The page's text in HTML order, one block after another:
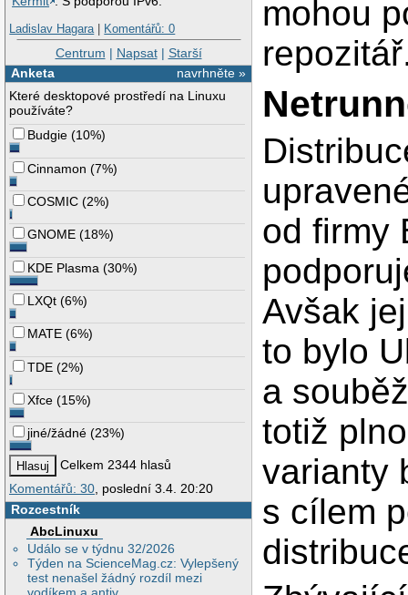
Ladislav Hagara| Komentářů: 0
Centrum | Napsat| Starší
navrhněte »
Anketa
Které desktopové prostředí na Linuxu
používáte?
Budgie (10%)
Cinnamon (7%)
COSMIC (2%)
GNOME (18%)
KDE Plasma (30%)
LXQt (6%)
MATE (6%)
TDE (2%)
Xfce (15%)
jiné/žádné (23%)
Celkem 2344 hlasů
Komentářů: 30 , poslední 3.4. 20:20
Rozcestník
AbcLinuxu
Událo se v týdnu 32/2026
Týden na ScienceMag.cz: Vylepšený
test nenašel žádný rozdíl mezi
mohou
od firmy
Avšak
to bylo
a
totiž
varianty
s cílem